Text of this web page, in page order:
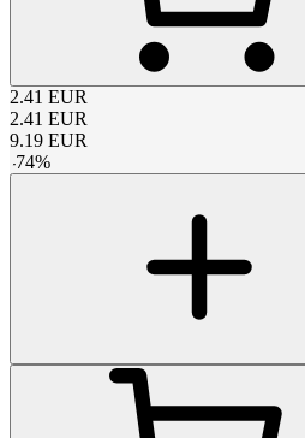
2.41 EUR
2.41 EUR
9.19 EUR
-74%